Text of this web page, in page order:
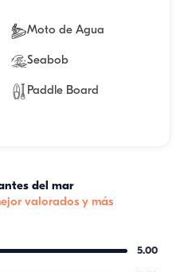
Moto de Agua
Seabob
Paddle Board
del mar
valorados y más
5.00